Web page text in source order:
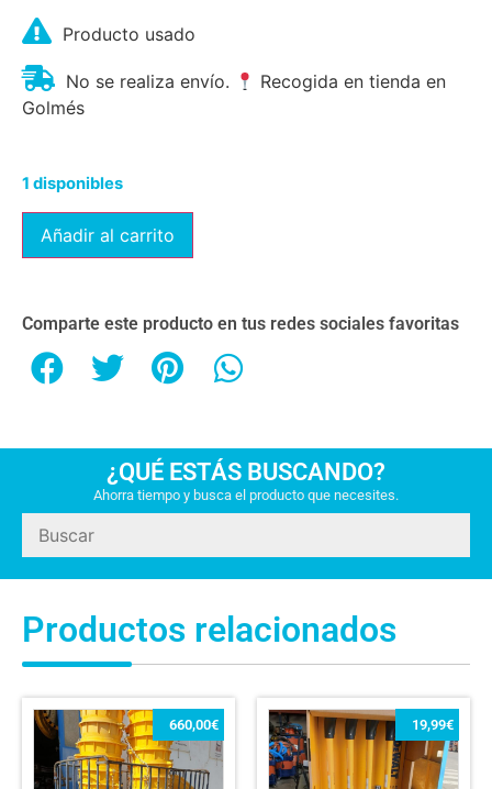
Producto usado
No se realiza envío.
Recogida en tienda en
Golmés
1 disponibles
Añadir al carrito
Comparte este producto en tus redes sociales favoritas
¿QUÉ ESTÁS BUSCANDO?
Ahorra tiempo y busca el producto que necesites.
Productos relacionados
660,00€ 19,99€